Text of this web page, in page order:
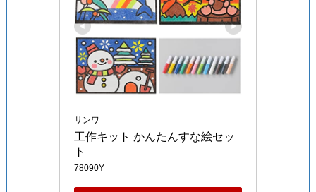
サンワ
工作キット かんたんすな絵セッ
ト
78090Y